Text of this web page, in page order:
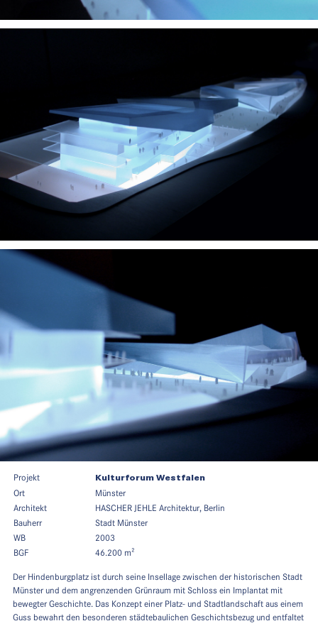
Projekt Kulturforum Westfalen
Ort
Münster
Architekt
HASCHER JEHLE Architektur, Berlin
Bauherr
Stadt Münster
WB
2003
BGF
46.200 m²
Der Hindenburgplatz ist durch seine Insellage zwischen der historischen Stadt
Münster und dem angrenzenden Grünraum mit Schloss ein Implantat mit
bewegter Geschichte. Das Konzept einer Platz- und Stadtlandschaft aus einem
Guss bewahrt den besonderen städtebaulichen Geschichtsbezug und entfaltet